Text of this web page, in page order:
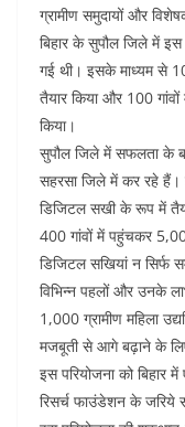
ग्रामीण समुदायों और
बिहार के सुपौल जिले में
गई थी। इसके माध्यम से
तैयार किया और 100
किया।
सुपौल जिले में सफलता के
सहरसा जिले में कर रहे हैं।
डिजिटल सखी के रूप में
400 गांवों में पहुंचकर
डिजिटल सखियां न सिर्फ
विभिन्न पहलों और उनके
1,000 ग्रामीण महिला
मजबूती से आगे बढ़ाने के
इस परियोजना को बिहार
रिसर्च फाउंडेशन के जरिये